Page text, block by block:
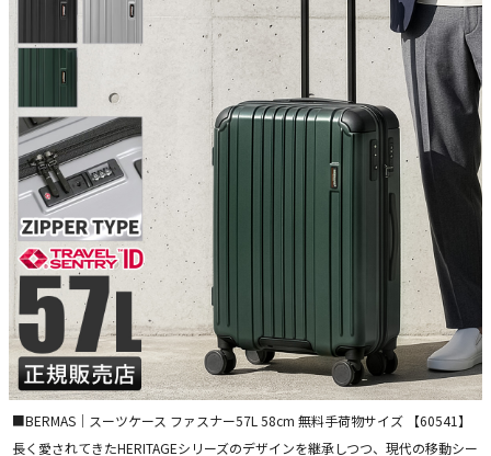
■BERMAS｜スーツケース ファスナー57L 58cm 無料手荷物サイズ 【60541】
長く愛されてきたHERITAGEシリーズのデザインを継承しつつ、現代の移動シー